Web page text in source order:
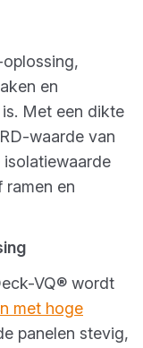
en
Met een dikte
waarde van
isolatiewaarde
en
VQ® wordt
met hoge
panelen stevig,